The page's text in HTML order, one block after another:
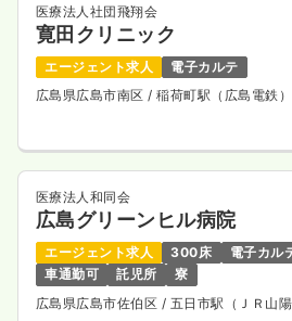
医療法人社団飛翔会
寛田クリニック
エージェント求人
電子カルテ
広島県広島市南区/ 稲荷町駅（広島電鉄
医療法人和同会
広島グリーンヒル病院
エージェント求人 300床
電子カル
車通勤可
託児所
寮
広島県広島市佐伯区 / 五日市駅（ＪＲ山陽